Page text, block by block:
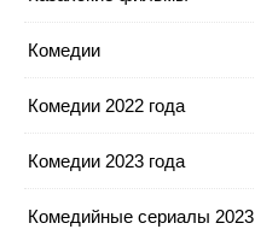
Комедии
Комедии 2022 года
Комедии 2023 года
Комедийные сериалы 2023